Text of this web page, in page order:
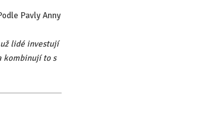
Pavly Anny
lidé investují
kombinují to s